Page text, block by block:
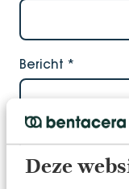
Deze
Bericht *